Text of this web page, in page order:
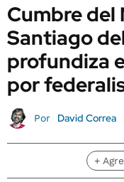
Cumbre del
Santiago
profundiza
por
Por David Correa
+